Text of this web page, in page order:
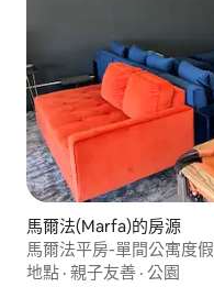
馬爾法(Marfa)的房源
馬爾法平房-單間公寓度
地點 · 親子友善 · 公園